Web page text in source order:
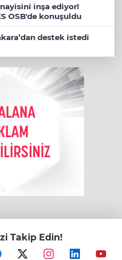
inşa ediyor!
OSB'de konuşuldu
destek istedi
Takip Edin!